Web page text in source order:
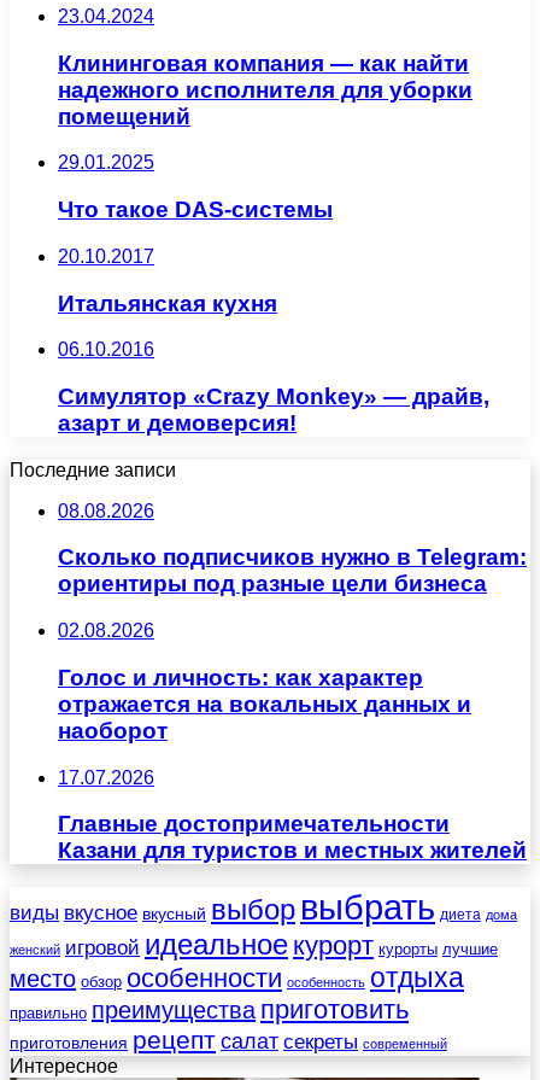
23.04.2024
Клининговая компания — как найти
надежного исполнителя для уборки
помещений
29.01.2025
Что такое DAS-системы
20.10.2017
Итальянская кухня
06.10.2016
Симулятор «Crazy Monkey» — драйв,
азарт и демоверсия!
Последние записи
08.08.2026
Сколько подписчиков нужно в Telegram:
ориентиры под разные цели бизнеса
02.08.2026
Голос и личность: как характер
отражается на вокальных данных и
наоборот
17.07.2026
Главные достопримечательности
Казани для туристов и местных жителей
виды вкусное вкусный выбор выбрать диета дома
женский игровой идеальное курорт курорты лучшие
место обзор особенности особенность отдыха
правильно преимущества приготовить
приготовления рецепт салат секреты современный
Интересное